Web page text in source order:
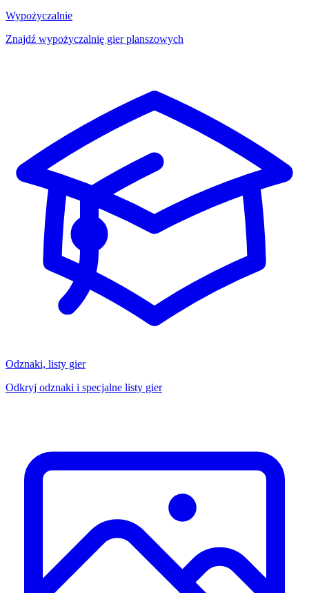
Wypożyczalnie
Znajdź wypożyczalnię gier planszowych
Odznaki, listy gier
Odkryj odznaki i specjalne listy gier